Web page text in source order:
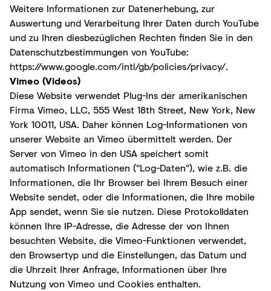
Weitere Informationen zur Datenerhebung, zur
Auswertung und Verarbeitung Ihrer Daten durch YouTube
und zu Ihren diesbezüglichen Rechten finden Sie in den
Datenschutzbestimmungen von YouTube:
https://www.google.com/intl/gb/policies/privacy/.
Vimeo (Videos)
Diese Website verwendet Plug-Ins der amerikanischen
Firma Vimeo, LLC, 555 West 18th Street, New York, New
York 10011, USA. Daher können Log-Informationen von
unserer Website an Vimeo übermittelt werden. Der
Server von Vimeo in den USA speichert somit
automatisch Informationen ("Log-Daten"), wie z.B. die
Informationen, die Ihr Browser bei Ihrem Besuch einer
Website sendet, oder die Informationen, die Ihre mobile
App sendet, wenn Sie sie nutzen. Diese Protokolldaten
können Ihre IP-Adresse, die Adresse der von Ihnen
besuchten Website, die Vimeo-Funktionen verwendet,
den Browsertyp und die Einstellungen, das Datum und
die Uhrzeit Ihrer Anfrage, Informationen über Ihre
Nutzung von Vimeo und Cookies enthalten.